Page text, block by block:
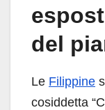
del
Le Filippine
cosiddetta